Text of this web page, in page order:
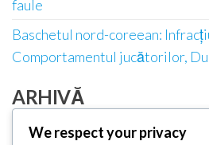
faule
Baschetul nord-coreean:
Comportamentul jucătorilor,
ARHIVĂ
February 2026
We respect your privacy